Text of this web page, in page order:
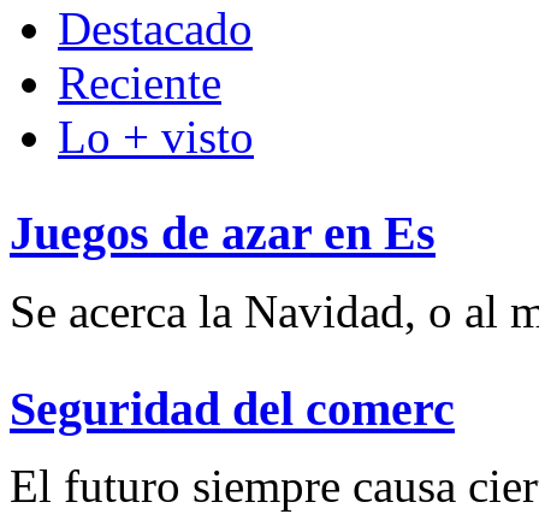
Destacado
Reciente
Lo + visto
Juegos de azar en Es
Se acerca la Navidad, o al
Seguridad del comerc
El futuro siempre causa